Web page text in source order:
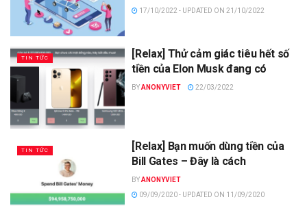
17/10/2022 - UPDATED ON 21/10/2022
TIN TỨC
[Relax] Thử cảm giác tiêu hết số
tiền của Elon Musk đang có
BYANONYVIET 22/03/2022
TIN TỨC
[Relax] Bạn muốn dùng tiền của
Bill Gates – Đây là cách
BYANONYVIET
09/09/2020 - UPDATED ON 11/09/2020